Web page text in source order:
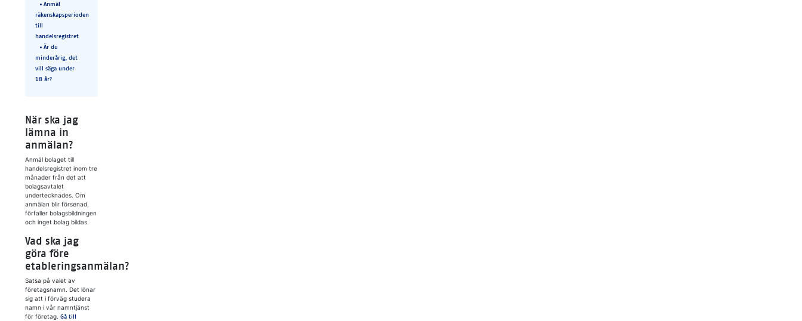
Anmäl
räkenskapsperioden
till
handelsregistret
Är du
minderårig, det
vill säga under
18 år?
När ska jag
lämna in
anmälan?
Anmäl bolaget till
handelsregistret inom tre
månader från det att
bolagsavtalet
undertecknades. Om
anmälan blir försenad,
förfaller bolagsbildningen
och inget bolag bildas.
Vad ska jag
göra före
etableringsanmälan?
Satsa på valet av
företagsnamn. Det lönar
sig att i förväg studera
namn i vår namntjänst
för företag. Gå till